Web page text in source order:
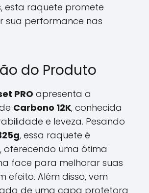
esta raquete promete
sua performance nas
do Produto
PRO apresenta a
Carbono 12K, conhecida
e leveza. Pesando
, essa raquete é
oferecendo uma ótima
face para melhorar suas
efeito. Além disso, vem
de uma capa protetora